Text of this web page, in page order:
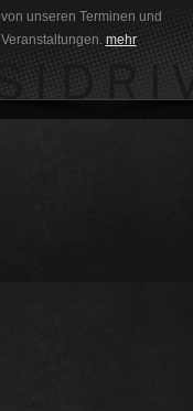
von unseren Terminen und
Veranstaltungen. mehr